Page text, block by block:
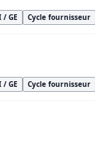
/ GE Cycle fournisseur
/ GE Cycle fournisseur